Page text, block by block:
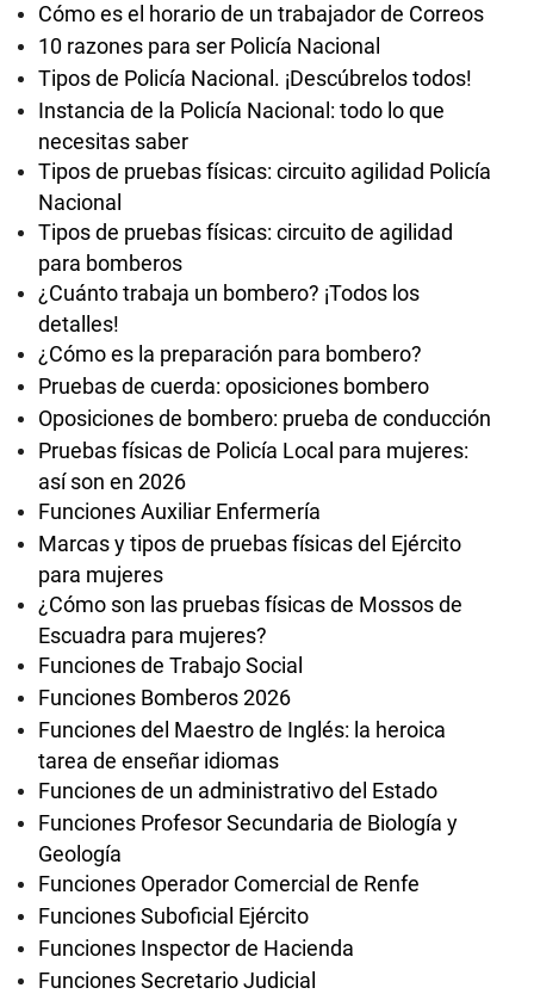
Cómo es el horario de un trabajador de Correos
10 razones para ser Policía Nacional
Tipos de Policía Nacional. ¡Descúbrelos todos!
Instancia de la Policía Nacional: todo lo que
necesitas saber
Tipos de pruebas físicas: circuito agilidad Policía
Nacional
Tipos de pruebas físicas: circuito de agilidad
para bomberos
¿Cuánto trabaja un bombero? ¡Todos los
detalles!
¿Cómo es la preparación para bombero?
Pruebas de cuerda: oposiciones bombero
Oposiciones de bombero: prueba de conducción
Pruebas físicas de Policía Local para mujeres:
así son en 2026
Funciones Auxiliar Enfermería
Marcas y tipos de pruebas físicas del Ejército
para mujeres
¿Cómo son las pruebas físicas de Mossos de
Escuadra para mujeres?
Funciones de Trabajo Social
Funciones Bomberos 2026
Funciones del Maestro de Inglés: la heroica
tarea de enseñar idiomas
Funciones de un administrativo del Estado
Funciones Profesor Secundaria de Biología y
Geología
Funciones Operador Comercial de Renfe
Funciones Suboficial Ejército
Funciones Inspector de Hacienda
Funciones Secretario Judicial